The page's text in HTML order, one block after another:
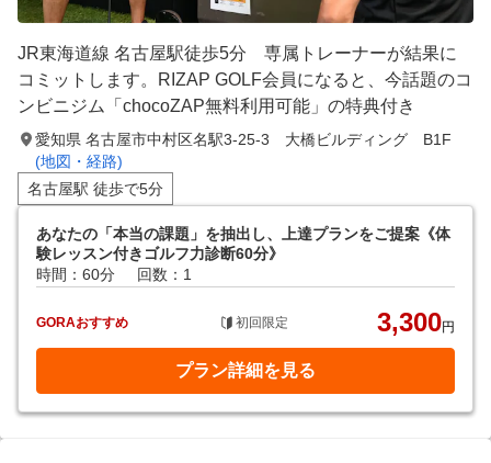
JR東海道線 名古屋駅徒歩5分 専属トレーナーが結果に
コミットします。RIZAP GOLF会員になると、今話題のコ
ンビニジム「chocoZAP無料利用可能」の特典付き
愛知県 名古屋市中村区名駅3-25-3 大橋ビルディング B1F
(地図・経路)
名古屋駅 徒歩で5分
あなたの「本当の課題」を抽出し、上達プランをご提案《体
験レッスン付きゴルフ力診断60分》
時間：60分
回数：1
GORAおすすめ 初回限定 3,300円
プラン詳細を見る